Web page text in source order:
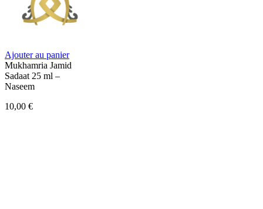
Ajouter au panier
Mukhamria Jamid
Sadaat 25 ml –
Naseem
10,00 €